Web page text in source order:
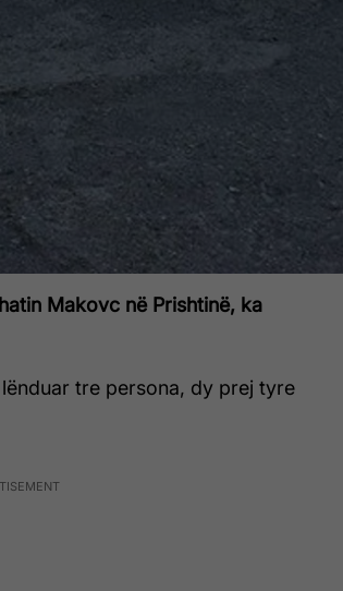
Makovc në Prishtinë, ka
tre persona, dy prej tyre